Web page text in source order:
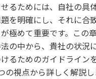
るためには、自社の具
を明確にし、それに合
極めて重要です。この
の中から、貴社の状況
るためのガイドラインを
の視点から詳しく解説し